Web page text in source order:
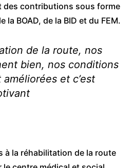
des contributions sous forme
la BOAD, de la BID et du FEM.
de la route, nos
bien, nos conditions
et c’est
à la réhabilitation de la route